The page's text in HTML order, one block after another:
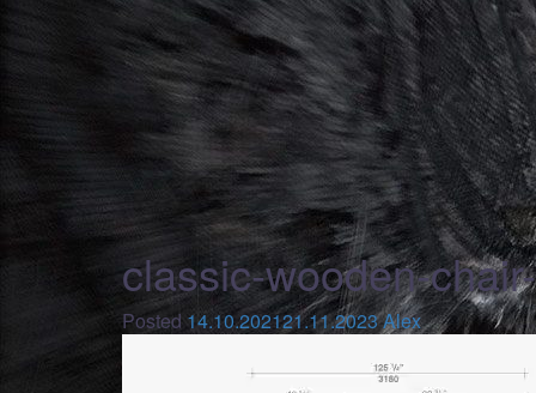
classic-wooden-
Posted14.10.202121.11.2023Alex